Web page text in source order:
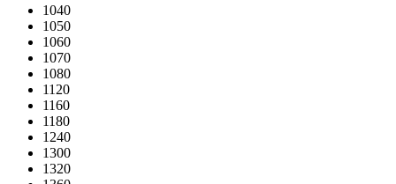
1040
1050
1060
1070
1080
1120
1160
1180
1240
1300
1320